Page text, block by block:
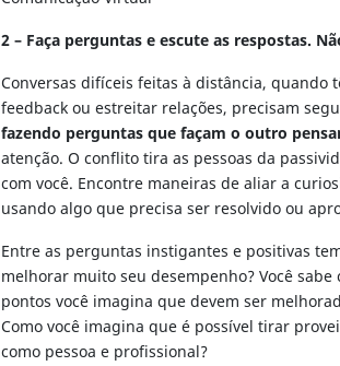
2 – Faça perguntas e escute as respostas.
Conversas difíceis feitas à distância, quando
feedback ou estreitar relações, precisam
fazendo perguntas que façam o outro
atenção. O conflito tira as pessoas da
com você. Encontre maneiras de aliar a
usando algo que precisa ser resolvido ou
Entre as perguntas instigantes e positivas
melhorar muito seu desempenho? Você
pontos você imagina que devem ser
Como você imagina que é possível tirar
como pessoa e profissional?